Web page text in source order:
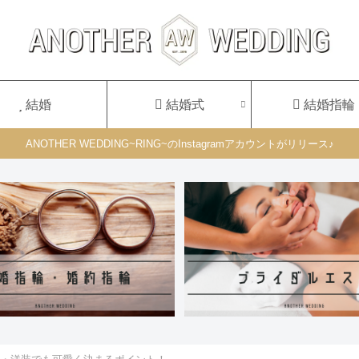
結婚 結婚式 結婚指輪
ANOTHER WEDDING~RING~のInstagramアカウントがリリース♪